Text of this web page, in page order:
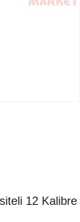
12 Kalibre